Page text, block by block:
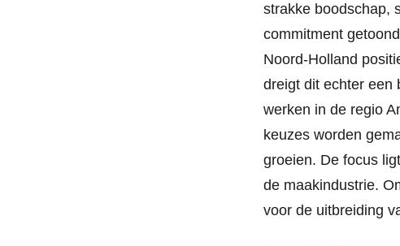
strakke boodschap,
commitment
Noord-Holland
dreigt dit echter een
werken in de regio
keuzes worden
groeien. De focus
de maakindustrie.
voor de uitbreiding